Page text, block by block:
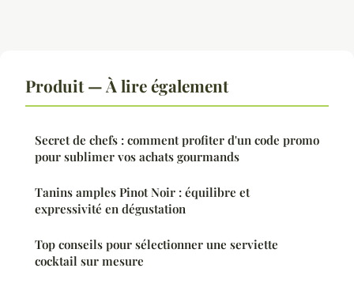
Produit — À lire également
Secret de chefs : comment profiter d'un code promo
pour sublimer vos achats gourmands
Tanins amples Pinot Noir : équilibre et
expressivité en dégustation
Top conseils pour sélectionner une serviette
cocktail sur mesure